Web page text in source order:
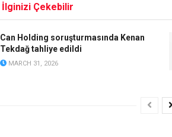
İlginizi Çekebilir
Can Holding soruşturmasında Kenan
Tekdağ tahliye edildi
MARCH 31, 2026